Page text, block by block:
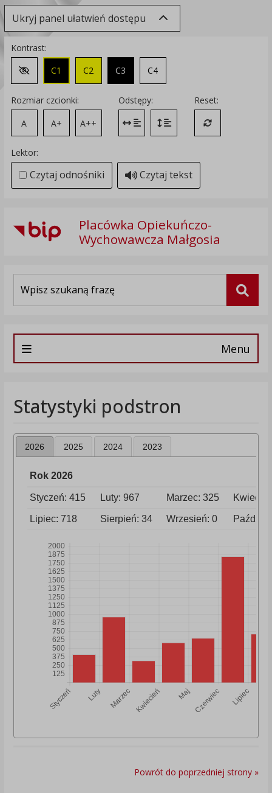
Ukryj panel ułatwień dostępu
Kontrast:
Zmień kontrast na domyślny
C1 C2 C3 C4
Rozmiar czcionki:
A
A+ A++
Odstępy:
Zmień odstęp między literami
Zmień interlinię i margines
Reset:
Przywróć
Lektor:
Czytaj odnośniki Czytaj tekst
Placówka Opiekuńczo-
Wychowawcza Małgosia
Menu
Statystyki podstron
2026 2025 2024 2023
Rok 2026
Styczeń: 415 Luty: 967 Marzec: 325
Lipiec: 718 Sierpień: 34 Wrzesień: 0
Powrót do poprzedniej strony »